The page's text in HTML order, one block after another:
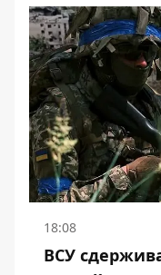
18:08
ВСУ